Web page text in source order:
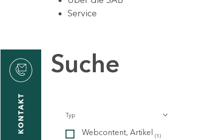
Service
KONTAKT
Suche
Typ
Webcontent, Artikel (5)